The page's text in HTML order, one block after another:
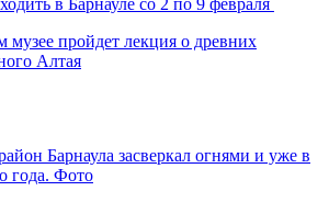
в Барнауле со 2 по 9 февраля
музее пройдет лекция о древних
Алтая
Барнаула засверкал огнями и уже в
года. Фото